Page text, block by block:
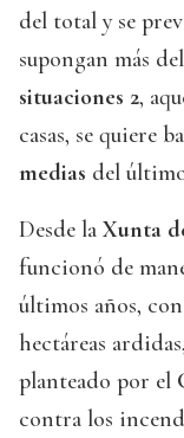
del total y se
supongan más del
situaciones 2,
casas, se quiere
medias del
Desde la Xunta
funcionó de
últimos años, con
hectáreas
planteado por el
contra los